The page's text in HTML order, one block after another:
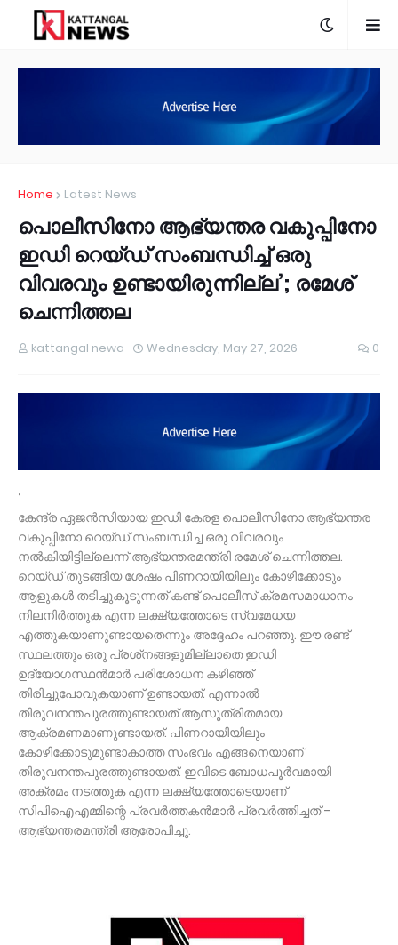
Home Latest News
പൊലീസിനോ ആഭ്യന്തര വകുപ്പിനോ
ഇഡി റെയ്ഡ് സംബന്ധിച്ച് ഒരു
വിവരവും ഉണ്ടായിരുന്നില്ല’; രമേശ്
ചെന്നിത്തല
kattangal newa Wednesday, May 27, 2026 0
‘
കേന്ദ്ര ഏജന്‍സിയായ ഇഡി കേരള പൊലീസിനോ ആഭ്യന്തര
വകുപ്പിനോ റെയ്ഡ് സംബന്ധിച്ച ഒരു വിവരവും
നല്‍കിയിട്ടില്ലെന്ന് ആഭ്യന്തരമന്ത്രി രമേശ് ചെന്നിത്തല.
റെയ്ഡ് തുടങ്ങിയ ശേഷം പിണറായിയിലും കോഴിക്കോടും
ആളുകള്‍ തടിച്ചുകൂടുന്നത് കണ്ട് പൊലീസ് ക്രമസമാധാനം
നിലനിര്‍ത്തുക എന്ന ലക്ഷ്യത്തോടെ സ്വമേധയ
എത്തുകയാണുണ്ടായതെന്നും അദ്ദേഹം പറഞ്ഞു. ഈ രണ്ട്
സ്ഥലത്തും ഒരു പ്രശ്‌നങ്ങളുമില്ലാതെ ഇഡി
ഉദ്യോഗസ്ഥന്‍മാര്‍ പരിശോധന കഴിഞ്ഞ്
തിരിച്ചുപോവുകയാണ് ഉണ്ടായത്. എന്നാല്‍
തിരുവനന്തപുരത്തുണ്ടായത് ആസൂത്രിതമായ
ആക്രമണമാണുണ്ടായത്. പിണറായിയിലും
കോഴിക്കോടുമുണ്ടാകാത്ത സംഭവം എങ്ങനെയാണ്
തിരുവനന്തപുരത്തുണ്ടായത്. ഇവിടെ ബോധപൂര്‍വമായി
അക്രമം നടത്തുക എന്ന ലക്ഷ്യത്തോടെയാണ്
സിപിഐഎമ്മിന്റെ പ്രവര്‍ത്തകന്‍മാര്‍ പ്രവര്‍ത്തിച്ചത് –
ആഭ്യന്തരമന്ത്രി ആരോപിച്ചു.